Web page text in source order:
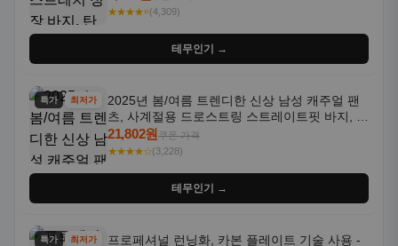
상
★★★★⭐(4,309)
테무인기 →
특가 최저가
2025년 봄/여름 트렌디한 신상 남성 캐주얼 팬
츠, 사계절용 드로스트링 스트레이트핏 바지, 한
국 스타일, 활용도 높은 아웃도어 및 정장용, 발
목 바지
21,802원쿠폰 가격
★★★★☆(3,228)
테무인기 →
특가 최저가
프로페셔널 런닝화, 카본 플레이트 기술 사용 -